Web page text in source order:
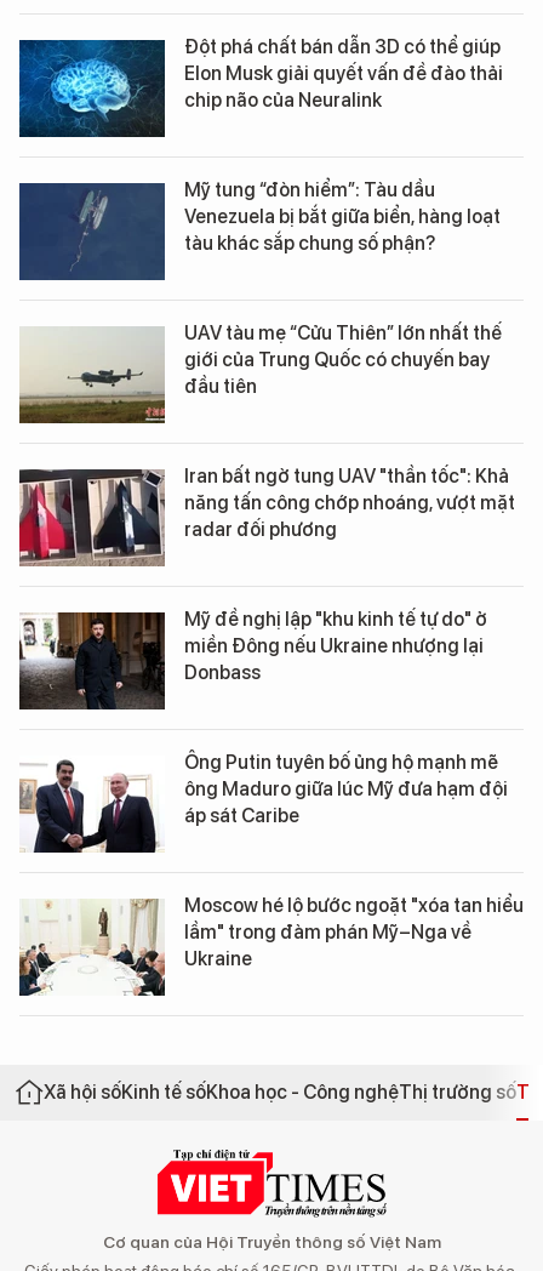
Đột phá chất bán dẫn 3D có thể giúp
Elon Musk giải quyết vấn đề đào thải
chip não của Neuralink
Mỹ tung “đòn hiểm”: Tàu dầu
Venezuela bị bắt giữa biển, hàng loạt
tàu khác sắp chung số phận?
UAV tàu mẹ “Cửu Thiên” lớn nhất thế
giới của Trung Quốc có chuyến bay
đầu tiên
Iran bất ngờ tung UAV "thần tốc": Khả
năng tấn công chớp nhoáng, vượt mặt
radar đối phương
Mỹ đề nghị lập "khu kinh tế tự do" ở
miền Đông nếu Ukraine nhượng lại
Donbass
Ông Putin tuyên bố ủng hộ mạnh mẽ
ông Maduro giữa lúc Mỹ đưa hạm đội
áp sát Caribe
Moscow hé lộ bước ngoặt "xóa tan hiểu
lầm" trong đàm phán Mỹ–Nga về
Ukraine
Xã hội sốKinh tế sốKhoa học - Công nghệThị trường số
Cơ quan của Hội Truyền thông số Việt Nam